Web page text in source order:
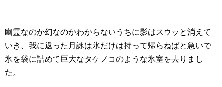
幽霊なのか幻なのかわからないうちに影はスウッと消えて
いき、我に返った月詠は氷だけは持って帰らねばと急いで
氷を袋に詰めて巨大なタケノコのような氷室を去りまし
た。